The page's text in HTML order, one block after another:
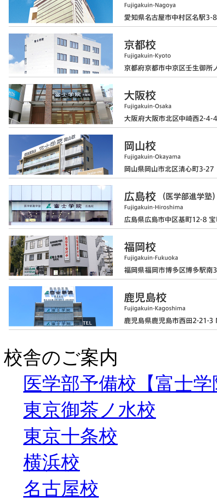
校舎のご案内
医学部予備校【富士
東京御茶ノ水校
東京十条校
横浜校
名古屋校